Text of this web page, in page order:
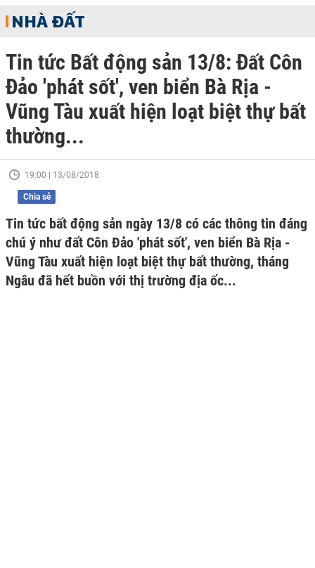
NHÀ ĐẤT
Tin tức Bất động sản 13/8: Đất Côn
Đảo 'phát sốt', ven biển Bà Rịa -
Vũng Tàu xuất hiện loạt biệt thự bất
thường...
19:00 | 13/08/2018
Chia sẻ
Tin tức bất động sản ngày 13/8 có các thông tin đáng
chú ý như đất Côn Đảo 'phát sốt', ven biển Bà Rịa -
Vũng Tàu xuất hiện loạt biệt thự bất thường, tháng
Ngâu đã hết buồn với thị trường địa ốc...